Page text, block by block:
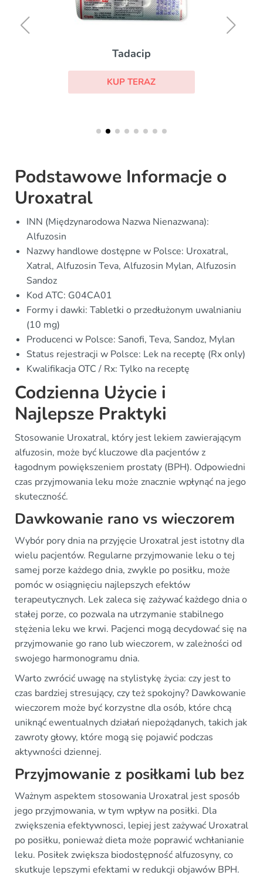
Tadacip
KUP TERAZ
Podstawowe Informacje o
Uroxatral
INN (Międzynarodowa Nazwa Nienazwana):
Alfuzosin
Nazwy handlowe dostępne w Polsce: Uroxatral,
Xatral, Alfuzosin Teva, Alfuzosin Mylan, Alfuzosin
Sandoz
Kod ATC: G04CA01
Formy i dawki: Tabletki o przedłużonym uwalnianiu
(10 mg)
Producenci w Polsce: Sanofi, Teva, Sandoz, Mylan
Status rejestracji w Polsce: Lek na receptę (Rx only)
Kwalifikacja OTC / Rx: Tylko na receptę
Codzienna Użycie i
Najlepsze Praktyki
Stosowanie Uroxatral, który jest lekiem zawierającym
alfuzosin, może być kluczowe dla pacjentów z
łagodnym powiększeniem prostaty (BPH). Odpowiedni
czas przyjmowania leku może znacznie wpłynąć na jego
skuteczność.
Dawkowanie rano vs wieczorem
Wybór pory dnia na przyjęcie Uroxatral jest istotny dla
wielu pacjentów. Regularne przyjmowanie leku o tej
samej porze każdego dnia, zwykle po posiłku, może
pomóc w osiągnięciu najlepszych efektów
terapeutycznych. Lek zaleca się zażywać każdego dnia o
stałej porze, co pozwala na utrzymanie stabilnego
stężenia leku we krwi. Pacjenci mogą decydować się na
przyjmowanie go rano lub wieczorem, w zależności od
swojego harmonogramu dnia.
Warto zwrócić uwagę na stylistykę życia: czy jest to
czas bardziej stresujący, czy też spokojny? Dawkowanie
wieczorem może być korzystne dla osób, które chcą
uniknąć ewentualnych działań niepożądanych, takich jak
zawroty głowy, które mogą się pojawić podczas
aktywności dziennej.
Przyjmowanie z posiłkami lub bez
Ważnym aspektem stosowania Uroxatral jest sposób
jego przyjmowania, w tym wpływ na posiłki. Dla
zwiększenia efektywnosci, lepiej jest zażywać Uroxatral
po posiłku, ponieważ dieta może poprawić wchłanianie
leku. Posiłek zwiększa biodostępność alfuzosyny, co
skutkuje lepszymi efektami w redukcji objawów BPH.